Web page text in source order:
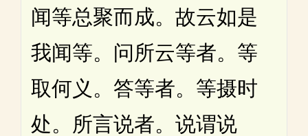
闻等总聚而成。故云如是
我闻等。问所云等者。等
取何义。答等者。等摄时
处。所言说者。说谓说